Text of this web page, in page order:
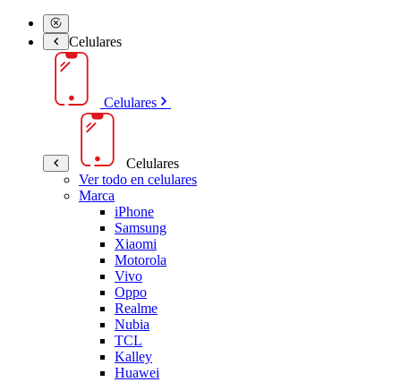
Celulares
Celulares
Celulares
Ver todo en celulares
Marca
iPhone
Samsung
Xiaomi
Motorola
Vivo
Oppo
Realme
Nubia
TCL
Kalley
Huawei